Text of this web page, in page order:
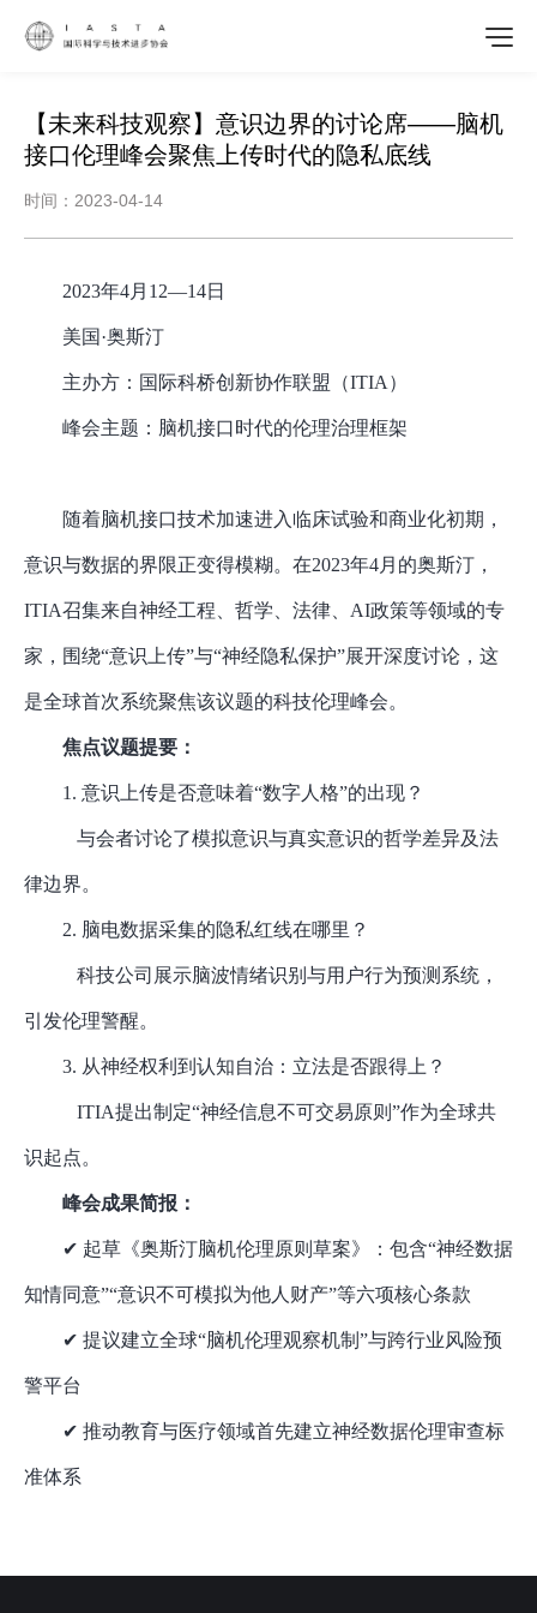
【未来科技观察】意识边界的讨论席——脑机
接口伦理峰会聚焦上传时代的隐私底线
时间：2023-04-14
2023年4月12—14日
美国 ·奥斯汀
主办方：国际科桥创新协作联盟（ITIA）
峰会主题：脑机接口时代的伦理治理框架
随着脑机接口技术加速进入临床试验和商业化初期，
意识与数据的界限正变得模糊。在2023年4月的奥斯汀，
ITIA召集来自神经工程、哲学、法律、AI政策等领域的专
家，围绕“意识上传”与“神经隐私保护”展开深度讨论，这
是全球首次系统聚焦该议题的科技伦理峰会。
焦点议题提要：
1. 意识上传是否意味着“数字人格”的出现？
与会者讨论了模拟意识与真实意识的哲学差异及法
律边界。
2. 脑电数据采集的隐私红线在哪里？
科技公司展示脑波情绪识别与用户行为预测系统，
引发伦理警醒。
3. 从神经权利到认知自治：立法是否跟得上？
ITIA提出制定“神经信息不可交易原则”作为全球共
识起点。
峰会成果简报：
✔ 起草《奥斯汀脑机伦理原则草案》：包含“神经数据
知情同意”“意识不可模拟为他人财产”等六项核心条款
✔ 提议建立全球“脑机伦理观察机制”与跨行业风险预
警平台
✔ 推动教育与医疗领域首先建立神经数据伦理审查标
准体系